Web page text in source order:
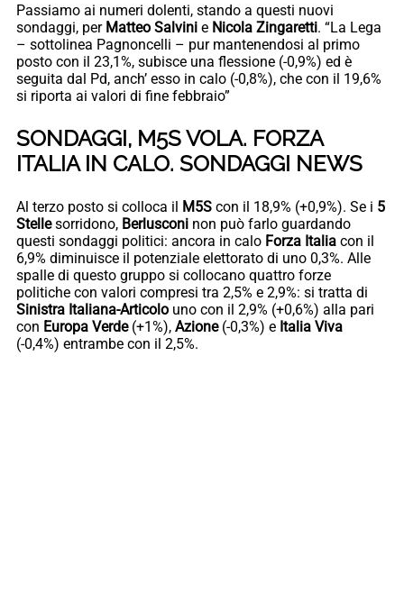
Passiamo ai numeri dolenti, stando a questi nuovi
sondaggi, per Matteo Salvini e Nicola Zingaretti. “La Lega
– sottolinea Pagnoncelli – pur mantenendosi al primo
posto con il 23,1%, subisce una flessione (-0,9%) ed è
seguita dal Pd, anch’ esso in calo (-0,8%), che con il 19,6%
si riporta ai valori di fine febbraio”
SONDAGGI, M5S VOLA. FORZA
ITALIA IN CALO. SONDAGGI NEWS
Al terzo posto si colloca il M5S con il 18,9% (+0,9%). Se i 5
Stellesorridono, Berlusconi non può farlo guardando
questi sondaggi politici: ancora in calo Forza Italia con il
6,9% diminuisce il potenziale elettorato di uno 0,3%. Alle
spalle di questo gruppo si collocano quattro forze
politiche con valori compresi tra 2,5% e 2,9%: si tratta di
Sinistra Italiana-Articolo uno con il 2,9% (+0,6%) alla pari
con Europa Verde (+1%), Azione(-0,3%) e Italia Viva
(-0,4%) entrambe con il 2,5%.